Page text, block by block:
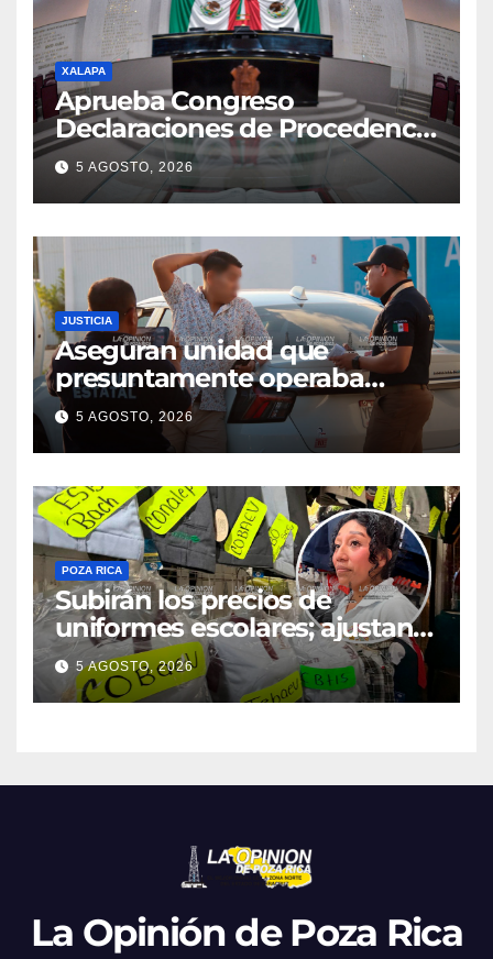
XALAPA
Aprueba Congreso
Declaraciones de Procedencia
en contra de dos munícipes
5 AGOSTO, 2026
JUSTICIA
Aseguran unidad que
presuntamente operaba
mediante aplicación digital en
operativo de Transporte
Público
5 AGOSTO, 2026
POZA RICA
Subirán los precios de
uniformes escolares; ajustan
promociones
5 AGOSTO, 2026
La Opinión de Poza Rica